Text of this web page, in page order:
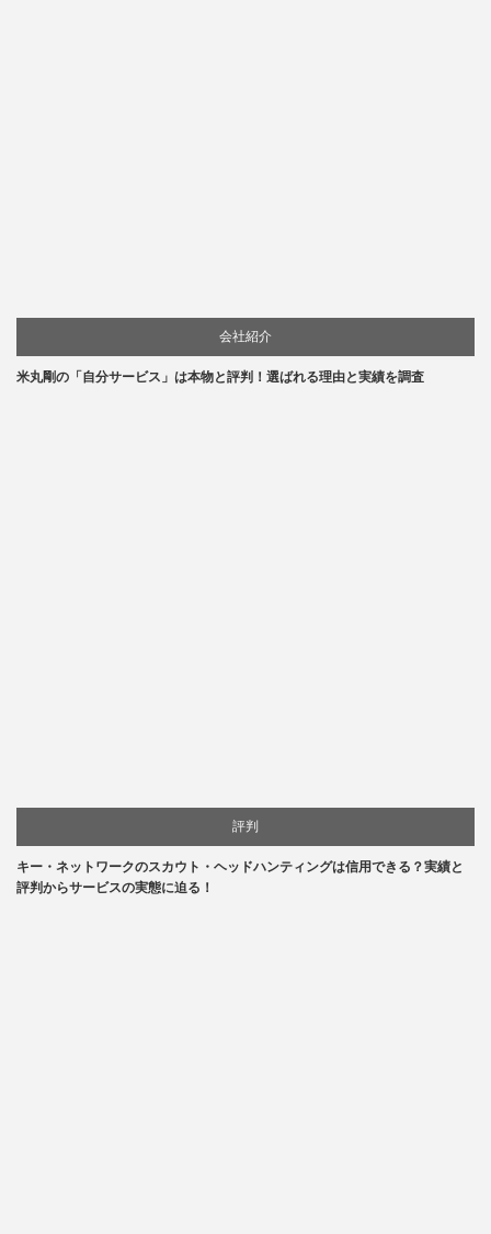
会社紹介
米丸剛の「自分サービス」は本物と評判！選ばれる理由と実績を調査
評判
キー・ネットワークのスカウト・ヘッドハンティングは信用できる？実績と
評判からサービスの実態に迫る！